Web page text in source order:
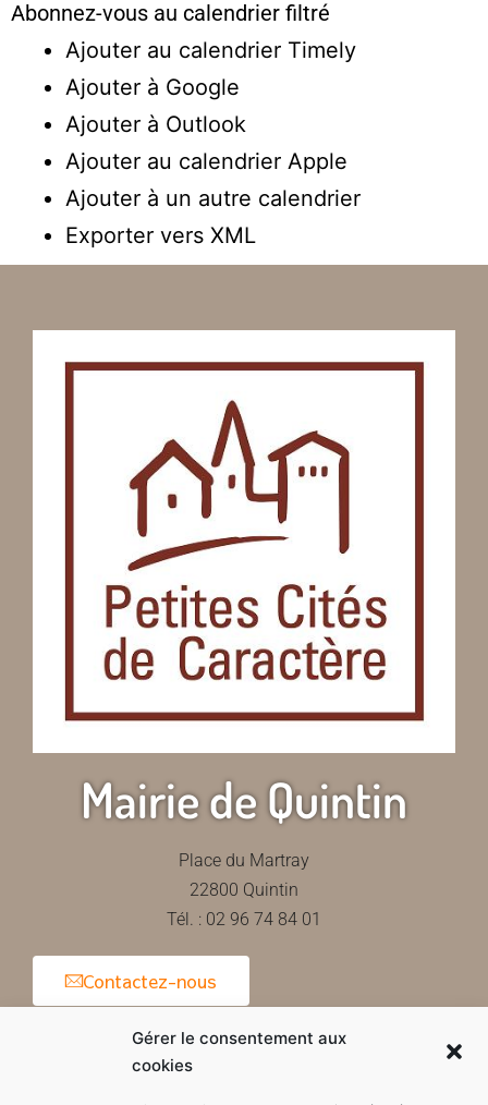
Gérer le consentement aux
cookies
Abonnez-vous au calendrier filtré
Ajouter au calendrier Timely
Ajouter à Google
Ajouter à Outlook
Ajouter au calendrier Apple
Ajouter à un autre calendrier
Exporter vers XML
Mairie de Quintin
Place du Martray
22800 Quintin
Tél. : 02 96 74 84 01
Contactez-nous